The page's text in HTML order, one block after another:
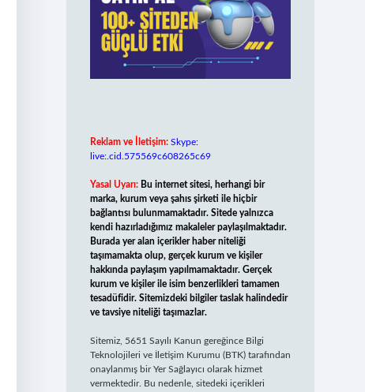
Reklam ve İletişim: Skype:
live:.cid.575569c608265c69
Yasal Uyarı: Bu internet sitesi, herhangi bir
marka, kurum veya şahıs şirketi ile hiçbir
bağlantısı bulunmamaktadır. Sitede yalnızca
kendi hazırladığımız makaleler paylaşılmaktadır.
Burada yer alan içerikler haber niteliği
taşımamakta olup, gerçek kurum ve kişiler
hakkında paylaşım yapılmamaktadır. Gerçek
kurum ve kişiler ile isim benzerlikleri tamamen
tesadüfidir. Sitemizdeki bilgiler taslak halindedir
ve tavsiye niteliği taşımazlar.
Sitemiz, 5651 Sayılı Kanun gereğince Bilgi
Teknolojileri ve İletişim Kurumu (BTK) tarafından
onaylanmış bir Yer Sağlayıcı olarak hizmet
vermektedir. Bu nedenle, sitedeki içerikleri